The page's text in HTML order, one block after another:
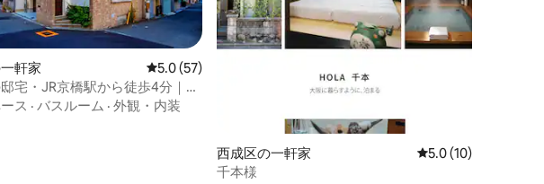
4.91つ星の平均評価
軒家 レビュー57件、5つ星中5.0つ星の平均評価
5.0 (57)
宅・JR京橋駅から徒歩4分｜大
圏内｜和風庭園｜茶室｜家
ス · バスルーム · 外観・内装
西成区の一軒家 レビュー10件、5つ
5.0 (10)
千本様